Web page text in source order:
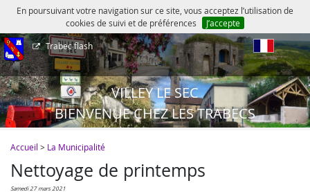
En poursuivant votre navigation sur ce site, vous acceptez l’utilisation de
cookies de suivi et de préférences
J’accepte
Trabec flash
VILLEY LE SEC
BIENVENUE CHEZ LES TRABECS
Accueil > La Municipalité
Nettoyage de printemps
samedi 27 mars 2021